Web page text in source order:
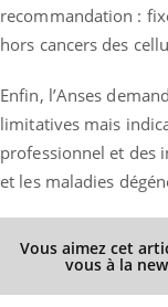
recommandation :
hors cancers des
Enfin, l’Anses
limitatives mais
professionnel et des
et les maladies
Vous aimez cet
vous à la